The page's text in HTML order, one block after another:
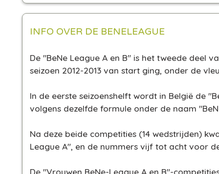
INFO OVER DE BENELEAGUE
De "BeNe League A en B" is het tweede deel
seizoen 2012-2013 van start ging, onder de
In de eerste seizoenshelft wordt in België de
volgens dezelfde formule onder de naam
Na deze beide competities (14 wedstrijden)
League A", en de nummers vijf tot acht voor
De "Vrouwen BeNe-League A en B"-